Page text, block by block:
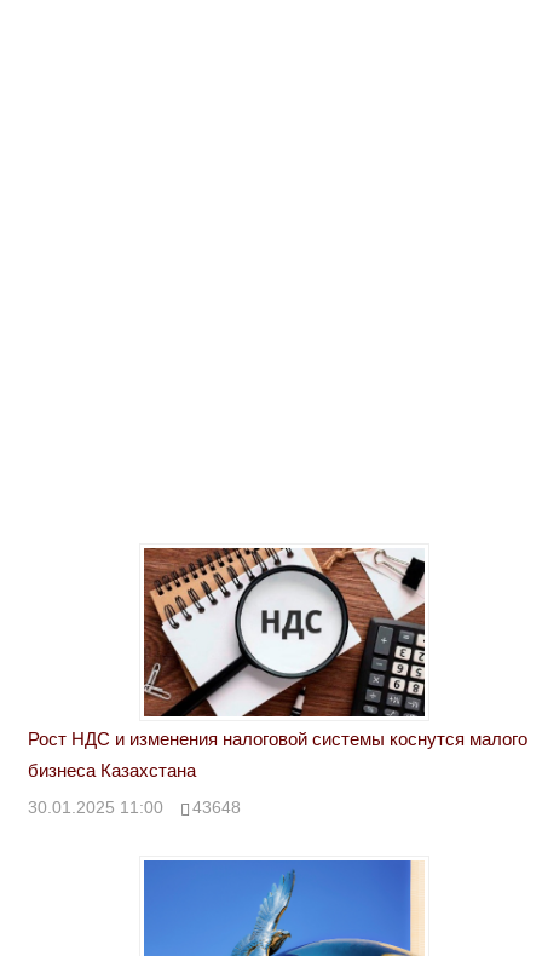
Рост НДС и изменения налоговой системы коснутся малого
бизнеса Казахстана
30.01.2025 11:00 43648